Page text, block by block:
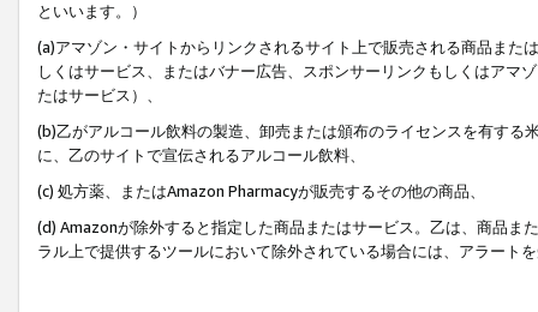
といいます。）
(a)アマゾン・サイトからリンクされるサイト上で販売される商品ま
しくはサービス、またはバナー広告、スポンサーリンクもしくはアマ
たはサービス）、
(b)乙がアルコール飲料の製造、卸売または頒布のライセンスを有す
に、乙のサイトで宣伝されるアルコール飲料、
(c) 処方薬、またはAmazon Pharmacyが販売するその他の商品、
(d) Amazonが除外すると指定した商品またはサービス。乙は、商品ま
ラル上で提供するツールにおいて除外されている場合には、アラート